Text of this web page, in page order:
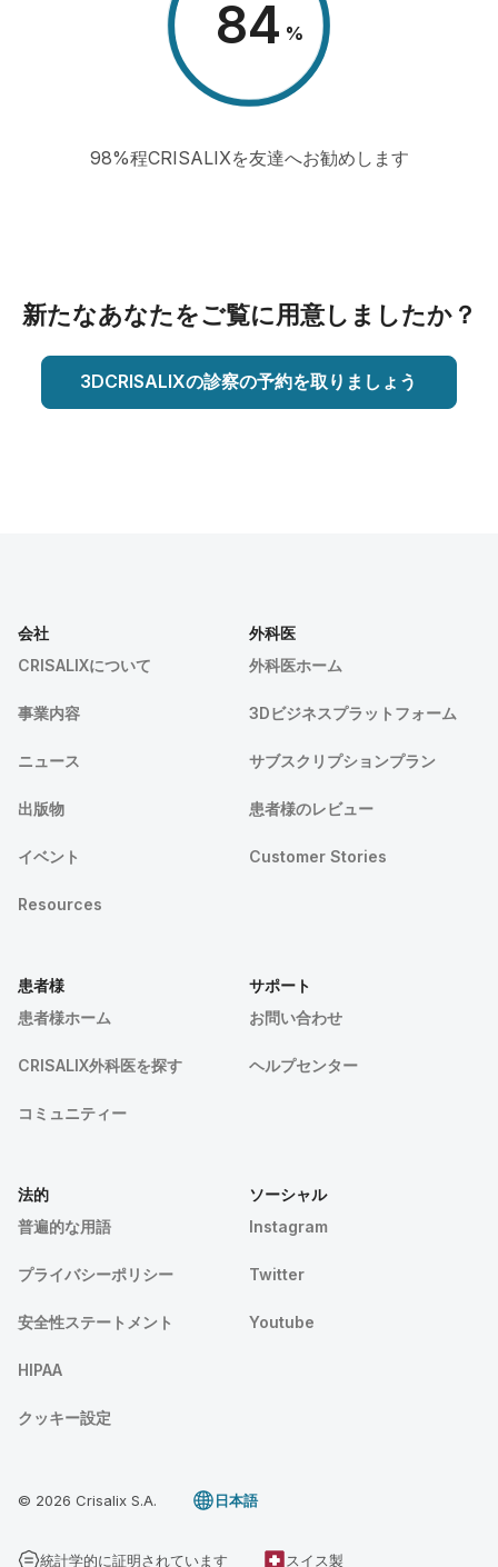
98 %
98%程CRISALIXを友達へお勧めします
新たなあなたをご覧に用意しましたか？
3DCRISALIXの診察の予約を取りましょう
会社
CRISALIXについて
事業内容
ニュース
出版物
イベント
Resources
外科医
外科医ホーム
3Dビジネスプラットフォーム
サブスクリプションプラン
患者様のレビュー
Customer Stories
患者様
患者様ホーム
CRISALIX外科医を探す
コミュニティー
サポート
お問い合わせ
ヘルプセンター
法的
普遍的な用語
プライバシーポリシー
安全性ステートメント
HIPAA
クッキー設定
ソーシャル
Instagram
Twitter
Youtube
© 2026 Crisalix S.A. 日本語
統計学的に証明されています スイス製